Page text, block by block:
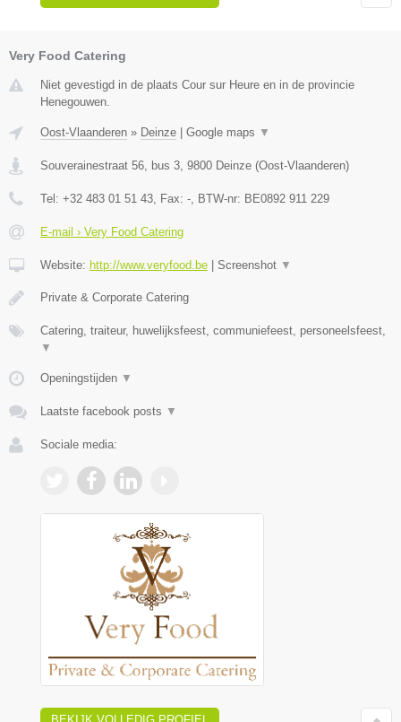
Very Food Catering
Niet gevestigd in de plaats Cour sur Heure en in de provincie
Henegouwen.
Oost-Vlaanderen » Deinze Google maps ▼
Souverainestraat 56, bus 3, 9800 Deinze (Oost-Vlaanderen)
Tel: +32 483 01 51 43, Fax: -, BTW-nr: BE0892 911 229
E-mail › Very Food Catering
Website: http://www.veryfood.be Screenshot ▼
Private & Corporate Catering
Catering, traiteur, huwelijksfeest, communiefeest, personeelsfeest,
▼
Openingstijden ▼
Laatste facebook posts ▼
Sociale media: